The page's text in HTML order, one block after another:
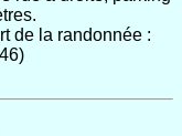
de la randonnée :